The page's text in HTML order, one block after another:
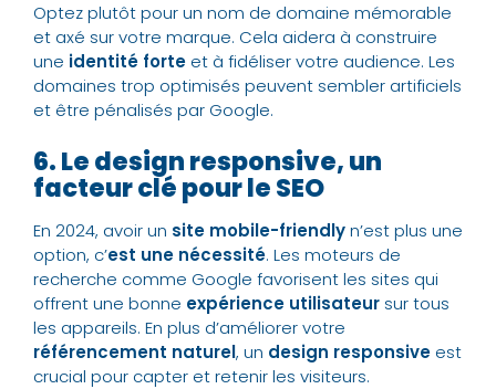
Optez plutôt pour un nom de domaine mémorable
et axé sur votre marque. Cela aidera à construire
une identité forte et à fidéliser votre audience. Les
domaines trop optimisés peuvent sembler artificiels
et être pénalisés par Google.
6. Le design responsive, un
facteur clé pour le SEO
En 2024, avoir un site mobile-friendlyn’est plus une
option, c’est une nécessité. Les moteurs de
recherche comme Google favorisent les sites qui
offrent une bonne expérience utilisateur sur tous
les appareils. En plus d’améliorer votre
référencement naturel, un design responsive est
crucial pour capter et retenir les visiteurs.